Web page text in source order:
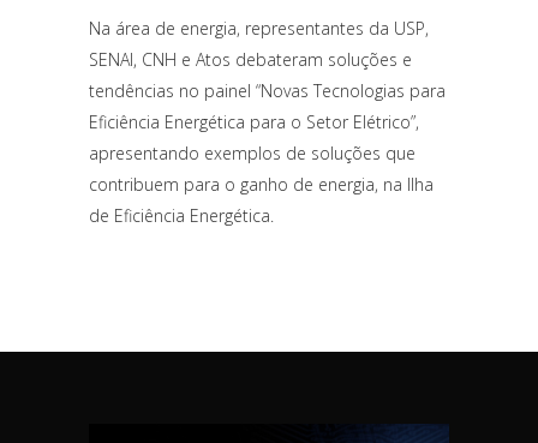
Na área de energia, representantes da USP,
SENAI, CNH e Atos debateram soluções e
tendências no painel “Novas Tecnologias para
Eficiência Energética para o Setor Elétrico”,
apresentando exemplos de soluções que
contribuem para o ganho de energia, na Ilha
de Eficiência Energética.